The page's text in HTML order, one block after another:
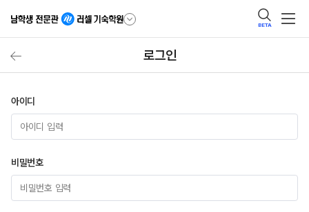
BETA
로그인
아이디
비밀번호